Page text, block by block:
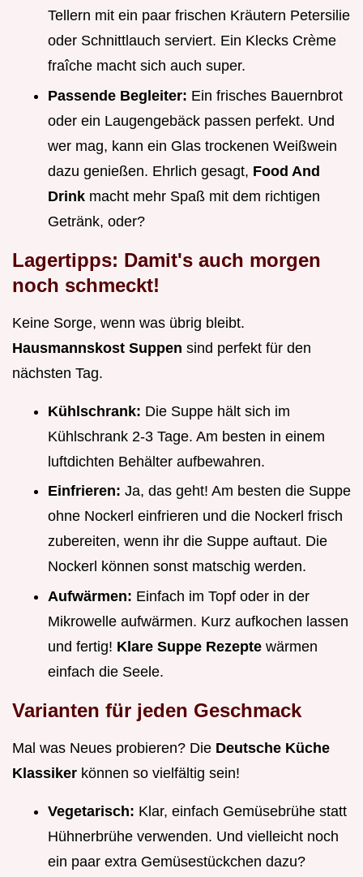
Tellern mit ein paar frischen Kräutern Petersilie
oder Schnittlauch serviert. Ein Klecks Crème
fraîche macht sich auch super.
Passende Begleiter: Ein frisches Bauernbrot
oder ein Laugengebäck passen perfekt. Und
wer mag, kann ein Glas trockenen Weißwein
dazu genießen. Ehrlich gesagt, Food And
Drink macht mehr Spaß mit dem richtigen
Getränk, oder?
Lagertipps: Damit's auch morgen
noch schmeckt!
Keine Sorge, wenn was übrig bleibt.
Hausmannskost Suppen sind perfekt für den
nächsten Tag.
Kühlschrank: Die Suppe hält sich im
Kühlschrank 2-3 Tage. Am besten in einem
luftdichten Behälter aufbewahren.
Einfrieren: Ja, das geht! Am besten die Suppe
ohne Nockerl einfrieren und die Nockerl frisch
zubereiten, wenn ihr die Suppe auftaut. Die
Nockerl können sonst matschig werden.
Aufwärmen: Einfach im Topf oder in der
Mikrowelle aufwärmen. Kurz aufkochen lassen
und fertig! Klare Suppe Rezepte wärmen
einfach die Seele.
Varianten für jeden Geschmack
Mal was Neues probieren? Die Deutsche Küche
Klassiker können so vielfältig sein!
Vegetarisch: Klar, einfach Gemüsebrühe statt
Hühnerbrühe verwenden. Und vielleicht noch
ein paar extra Gemüsestückchen dazu?